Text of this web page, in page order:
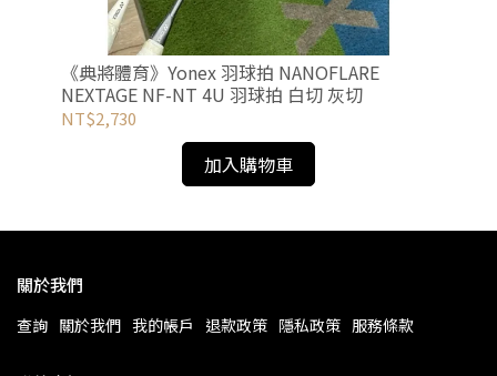
《典將體育》Yonex 羽球拍 NANOFLARE
NEXTAGE NF-NT 4U 羽球拍 白切 灰切
NT$2,730
加入購物車
關於我們
查詢 關於我們 我的帳戶 退款政策 隱私政策 服務條款